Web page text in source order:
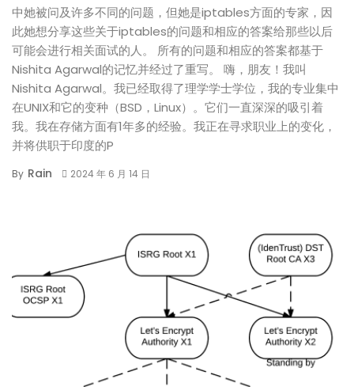
中她被问及许多不同的问题，但她是iptables方面的专家，因
此她想分享这些关于iptables的问题和相应的答案给那些以后
可能会进行相关面试的人。 所有的问题和相应的答案都基于
Nishita Agarwal的记忆并经过了重写。 嗨，朋友！我叫
Nishita Agarwal。我已经取得了理学学士学位，我的专业集中
在UNIX和它的变种（BSD，Linux）。它们一直深深的吸引着
我。我在存储方面有1年多的经验。我正在寻求职业上的变化，
并将供职于印度的P
By Rain 2024 年 6 月 14 日